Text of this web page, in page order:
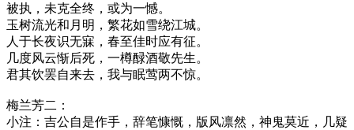
被执，未克全终，或为一憾。
玉树流光和月明，繁花如雪绕江城。
人于长夜识无寐，春至佳时应有征。
几度风云惭后死，一樽醁酒敬先生。
君其饮罢自来去，我与眠莺两不惊。
梅兰芳二：
小注：吉公自是作手，辞笔慷慨，版风凛然，神鬼莫近，几疑